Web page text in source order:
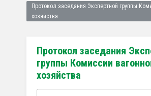
Протокол заседания Экспертной группы
хозяйства
Протокол заседания
группы Комиссии
хозяйства